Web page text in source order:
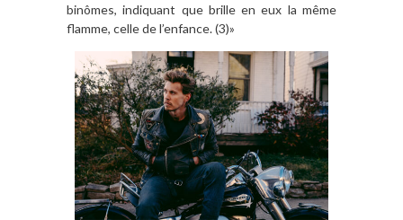
binômes, indiquant que brille en eux la même
flamme, celle de l’enfance. (3)»